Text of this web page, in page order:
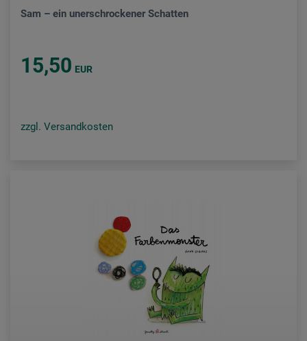
Sam – ein unerschrockener Schatten
15,50 EUR
zzgl. Versandkosten